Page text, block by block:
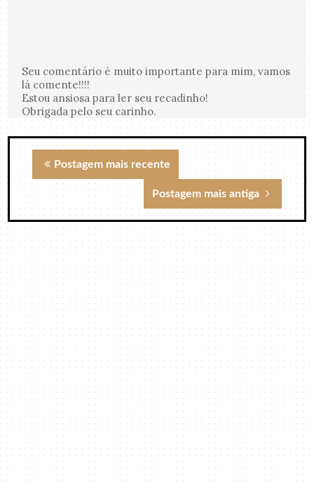
Seu comentário é muito importante para mim, vamos
lá comente!!!!
Estou ansiosa para ler seu recadinho!
Obrigada pelo seu carinho.
Postagem mais recente
Postagem mais antiga